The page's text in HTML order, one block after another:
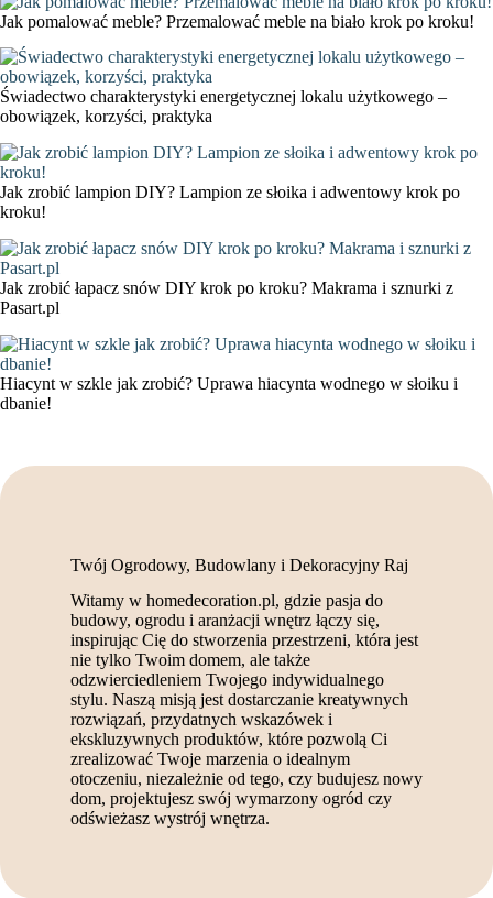
Jak pomalować meble? Przemalować meble na biało krok po kroku!
Świadectwo charakterystyki energetycznej lokalu użytkowego –
obowiązek, korzyści, praktyka
Jak zrobić lampion DIY? Lampion ze słoika i adwentowy krok po
kroku!
Jak zrobić łapacz snów DIY krok po kroku? Makrama i sznurki z
Pasart.pl
Hiacynt w szkle jak zrobić? Uprawa hiacynta wodnego w słoiku i
dbanie!
Twój Ogrodowy, Budowlany i Dekoracyjny Raj
Witamy w homedecoration.pl, gdzie pasja do
budowy, ogrodu i aranżacji wnętrz łączy się,
inspirując Cię do stworzenia przestrzeni, która jest
nie tylko Twoim domem, ale także
odzwierciedleniem Twojego indywidualnego
stylu. Naszą misją jest dostarczanie kreatywnych
rozwiązań, przydatnych wskazówek i
ekskluzywnych produktów, które pozwolą Ci
zrealizować Twoje marzenia o idealnym
otoczeniu, niezależnie od tego, czy budujesz nowy
dom, projektujesz swój wymarzony ogród czy
odświeżasz wystrój wnętrza.